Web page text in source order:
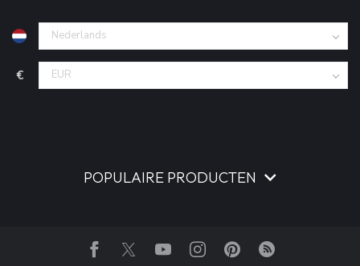
€
POPULAIRE PRODUCTEN